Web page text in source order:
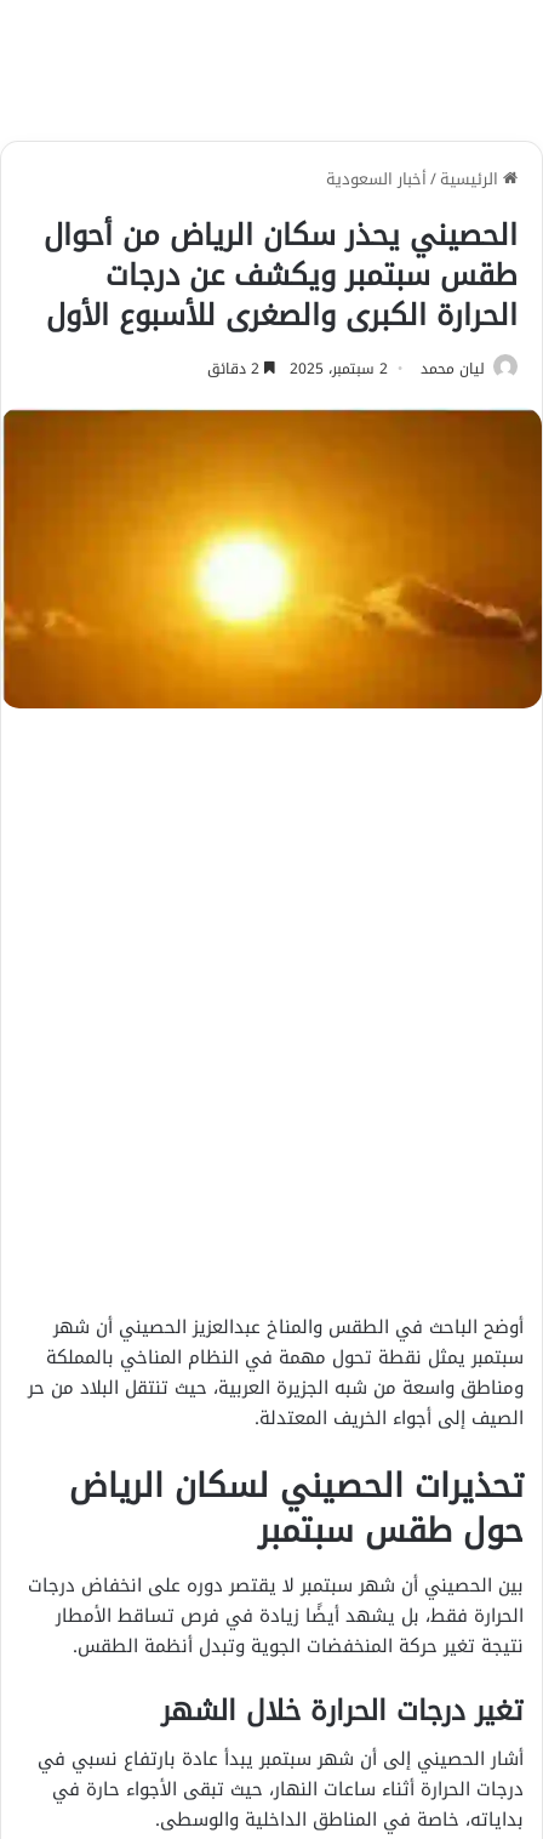
الرئيسية/أخبار السعودية
الحصيني يحذر سكان الرياض من أحوال
طقس سبتمبر ويكشف عن درجات
الحرارة الكبرى والصغرى للأسبوع الأول
ليان محمد 2 سبتمبر، 2025
أوضح الباحث في الطقس والمناخ عبدالعزيز الحصيني أن شهر
سبتمبر يمثل نقطة تحول مهمة في النظام المناخي بالمملكة
ومناطق واسعة من شبه الجزيرة العربية، حيث تنتقل البلاد من حر
الصيف إلى أجواء الخريف المعتدلة.
تحذيرات الحصيني لسكان الرياض
حول طقس سبتمبر
بين الحصيني أن شهر سبتمبر لا يقتصر دوره على انخفاض درجات
الحرارة فقط، بل يشهد أيضًا زيادة في فرص تساقط الأمطار
نتيجة تغير حركة المنخفضات الجوية وتبدل أنظمة الطقس.
تغير درجات الحرارة خلال الشهر
أشار الحصيني إلى أن شهر سبتمبر يبدأ عادة بارتفاع نسبي في
درجات الحرارة أثناء ساعات النهار، حيث تبقى الأجواء حارة في
بداياته، خاصة في المناطق الداخلية والوسطى.